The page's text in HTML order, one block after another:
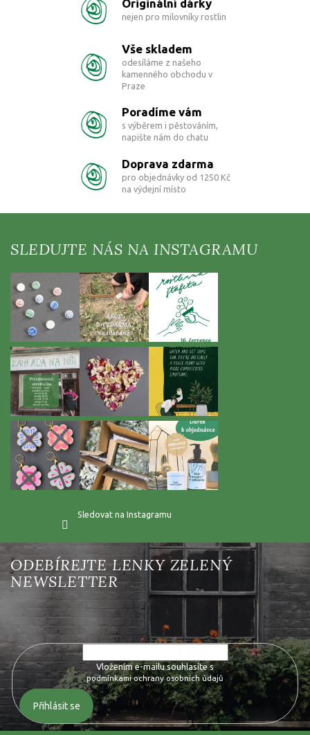
á
d
c
í
p
k
y
v
p
i
s
Originální dárky
nejen pro milovníky rostlin
Vše skladem
odesíláme z našeho
kamenného obchodu v
Praze
Poradíme vám
s výběrem i pěstováním,
napište nám do chatu
Doprava zdarma
pro objednávky od 1250 Kč
na výdejní místo
Sledovat na Instagramu
Vložte svůj e-mail a my vám budeme zasílat informace o nových
produktech na našem e-shopu.
Vložením e-mailu souhlasíte s
podmínkami ochrany osobních údajů
Přihlásit se